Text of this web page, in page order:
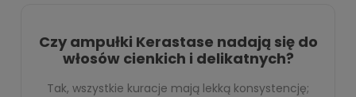
Czy ampułki Kerastase nadają się do
włosów cienkich i delikatnych?
Tak, wszystkie kuracje mają lekką konsystencję;